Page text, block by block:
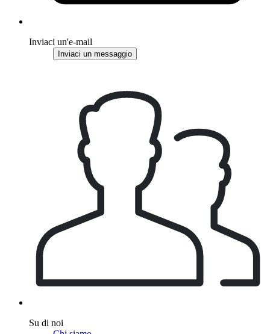
Inviaci un'e-mail
Inviaci un messaggio
Su di noi